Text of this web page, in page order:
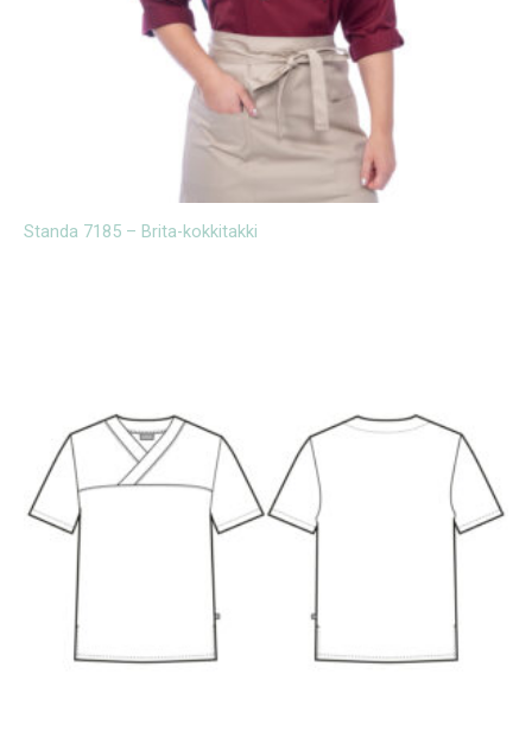
Standa 7185 – Brita-kokkitakki